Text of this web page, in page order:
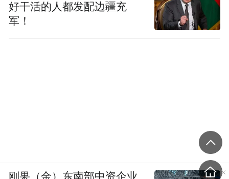
好干活的人都发配边疆充
军！
刚果（金）东南部中资企业